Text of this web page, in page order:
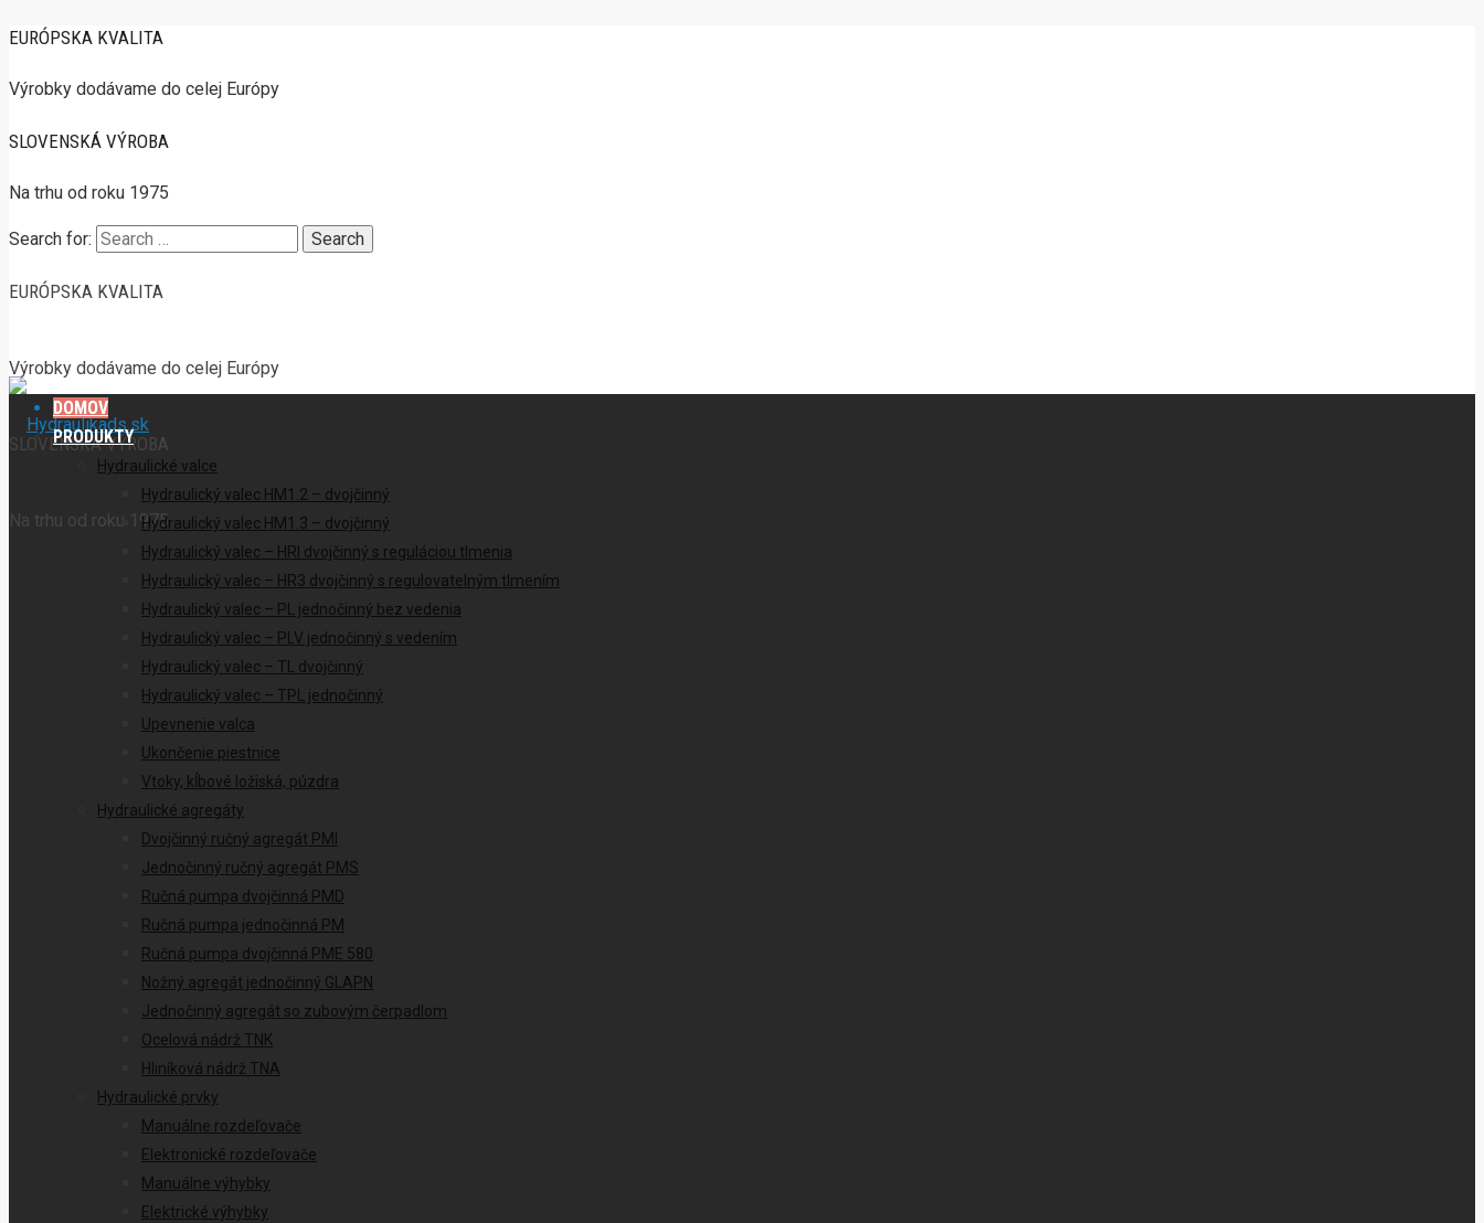
EURÓPSKA KVALITA
Výrobky dodávame do celej Európy
SLOVENSKÁ VÝROBA
Na trhu od roku 1975
Search for:
EURÓPSKA KVALITA
Výrobky dodávame do celej Európy
SLOVENSKÁ VÝROBA
Na trhu od roku 1975
DOMOV
PRODUKTY
Hydraulické valce
Hydraulický valec HM1.2 – dvojčinný
Hydraulický valec HM1.3 – dvojčinný
Hydraulický valec – HRI dvojčinný s reguláciou tlmenia
Hydraulický valec – HR3 dvojčinný s regulovatelným tlmením
Hydraulický valec – PL jednočinný bez vedenia
Hydraulický valec – PLV jednočinný s vedením
Hydraulický valec – TL dvojčinný
Hydraulický valec – TPL jednočinný
Upevnenie valca
Ukončenie piestnice
Vtoky, kĺbové ložiská, púzdra
Hydraulické agregáty
Dvojčinný ručný agregát PMI
Jednočinný ručný agregát PMS
Ručná pumpa dvojčinná PMD
Ručná pumpa jednočinná PM
Ručná pumpa dvojčinná PME 580
Nožný agregát jednočinný GLAPN
Jednočinný agregát so zubovým čerpadlom
Ocelová nádrž TNK
Hliníková nádrž TNA
Hydraulické prvky
Manuálne rozdeľovače
Elektronické rozdeľovače
Manuálne výhybky
Elektrické výhybky